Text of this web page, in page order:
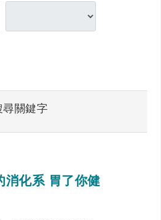
尋關鍵字
消化系 胃了你健